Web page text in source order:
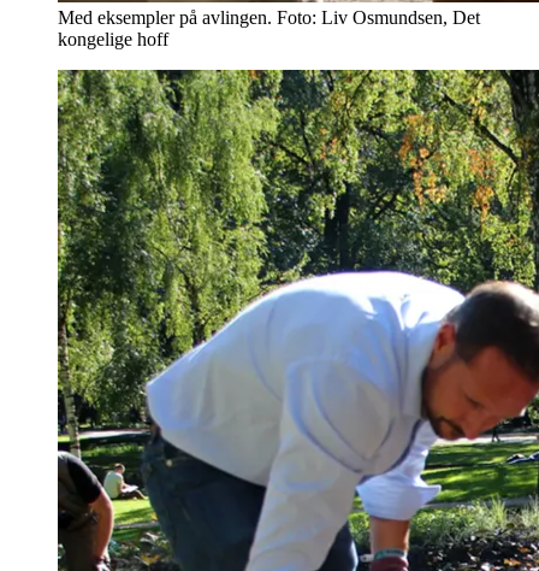
Med eksempler på avlingen. Foto: Liv Osmundsen, Det
kongelige hoff